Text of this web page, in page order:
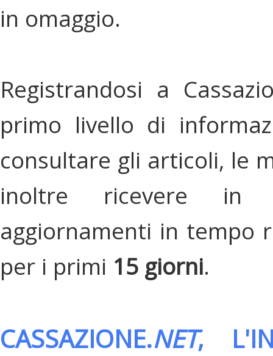
in omaggio.
Registrandosi a
primo livello di
consultare gli articoli, le
inoltre ricevere in
aggiornamenti in tempo
per i primi 15 giorni.
CASSAZIONE.NET,